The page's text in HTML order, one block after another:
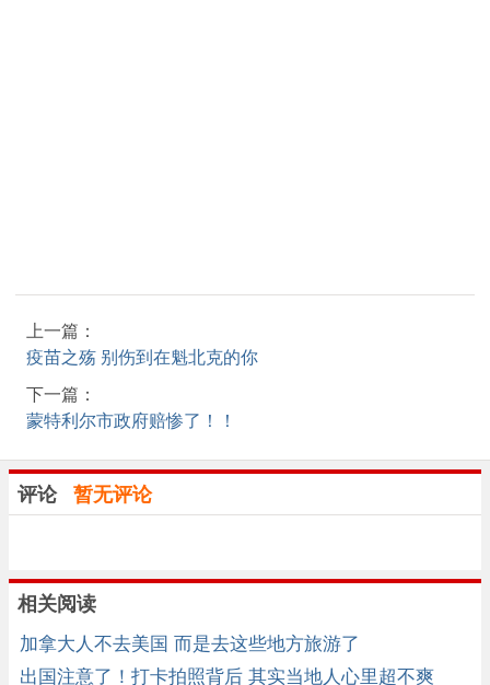
上一篇：
疫苗之殇 别伤到在魁北克的你
下一篇：
蒙特利尔市政府赔惨了！！
评论 暂无评论
相关阅读
加拿大人不去美国 而是去这些地方旅游了
出国注意了！打卡拍照背后 其实当地人心里超不爽